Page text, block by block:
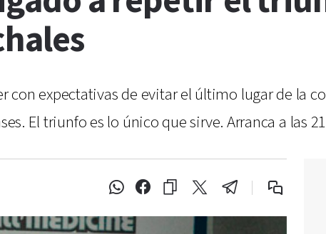
con expectativas de evitar el último lugar de la
El triunfo es lo único que sirve. Arranca a las